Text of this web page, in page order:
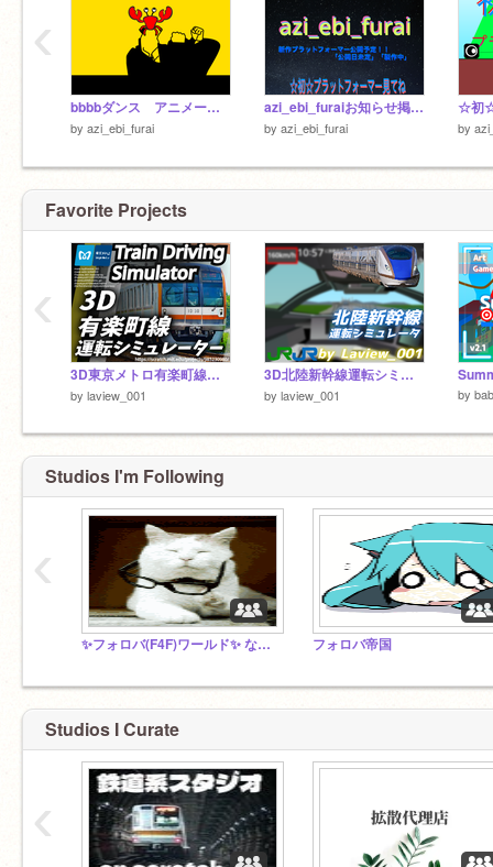
bbbbダンス アニメーション（ループ） remix
by azi_ebi_furai
azi_ebi_furaiお知らせ掲示板！！！
by azi_ebi_furai
☆初☆
by
‹
Favorite Projects
3D東京メトロ有楽町線運転シミュレータ
by laview_001
3D北陸新幹線運転シミュレータ ver.2
by laview_001 by
‹
Studios I'm Following
✨フォロバ(F4F)ワールド✨ なんでも Anything フォロバ帝国
‹
Studios I Curate
‹